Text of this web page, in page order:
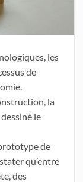
les
de
la
le
de
qu’entre
des